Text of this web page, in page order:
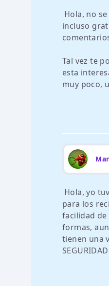
Hola, no
incluso
Tal vez te
esta
muy poco,
Hola, yo
para los
facilidad de
formas,
tienen una